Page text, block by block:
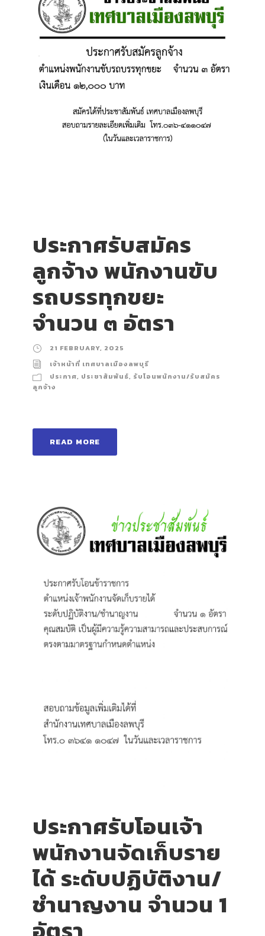
ประกาศรับสมัคร
ลูกจ้าง พนักงานขับ
รถบรรทุกขยะ
จำนวน ๓ อัตรา
21 FEBRUARY, 2025
เจ้าหน้าที่ เทศบาลเมืองลพบุรี
ประกาศ, ประชาสัมพันธ์, รับโอนพนักงาน/รับสมัคร
ลูกจ้าง
READ MORE
ประกาศรับโอนเจ้า
พนักงานจัดเก็บราย
ได้ ระดับปฏิบัติงาน/
ชำนาญงาน จำนวน 1